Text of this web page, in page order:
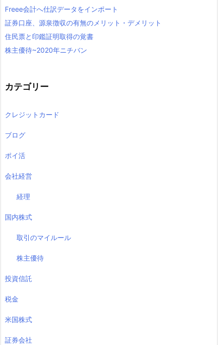
Freee会計へ仕訳データをインポート
証券口座、源泉徴収の有無のメリット・デメリット
住民票と印鑑証明取得の覚書
株主優待~2020年ニチバン
カテゴリー
クレジットカード
ブログ
ポイ活
会社経営
経理
国内株式
取引のマイルール
株主優待
投資信託
税金
米国株式
証券会社